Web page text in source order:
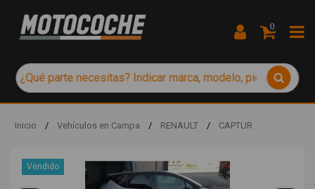
0
Inicio / Vehículos en Campa / RENAULT / CAPTUR
Vendido